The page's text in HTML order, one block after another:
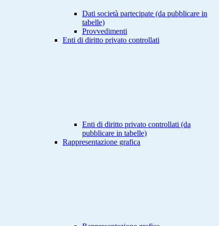
Dati società partecipate (da pubblicare in
tabelle)
Provvedimenti
Enti di diritto privato controllati
Enti di diritto privato controllati (da
pubblicare in tabelle)
Rappresentazione grafica